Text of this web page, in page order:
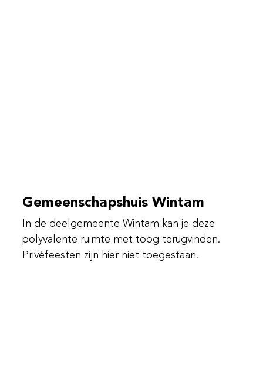
Gemeenschapshuis Wintam
In de deelgemeente Wintam kan je deze
polyvalente ruimte met toog terugvinden.
Privéfeesten zijn hier niet toegestaan.